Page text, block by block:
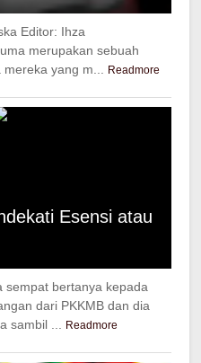
Editor: Ihza
merupakan sebuah
yang m...
Readmore
Esensi atau
sempat bertanya kepada
dari PKKMB dan dia
sambil ...
Readmore